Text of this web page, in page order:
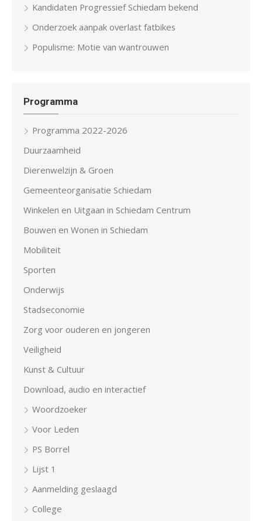
Kandidaten Progressief Schiedam bekend
Onderzoek aanpak overlast fatbikes
Populisme: Motie van wantrouwen
Programma
Programma 2022-2026
Duurzaamheid
Dierenwelzijn & Groen
Gemeenteorganisatie Schiedam
Winkelen en Uitgaan in Schiedam Centrum
Bouwen en Wonen in Schiedam
Mobiliteit
Sporten
Onderwijs
Stadseconomie
Zorg voor ouderen en jongeren
Veiligheid
Kunst & Cultuur
Download, audio en interactief
Woordzoeker
Voor Leden
PS Borrel
Lijst 1
Aanmelding geslaagd
College